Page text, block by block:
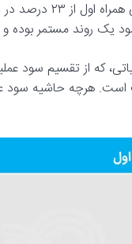
یک روند مستمر بوده
که از تقسیم سود
است. هرچه حاشیه سود